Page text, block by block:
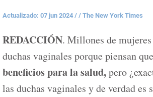
Actualizado: 07 jun 2024 / / The New York Times
REDACCIÓN. Millones de
duchas vaginales porque piensan
beneficios para la salud,pero
las duchas vaginales y de verdad es